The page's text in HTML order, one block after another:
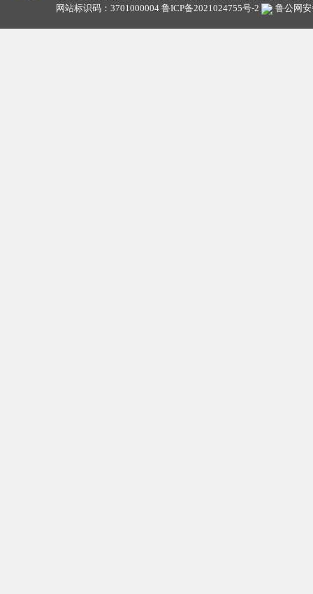
网站标识码：3701000004 鲁ICP备2021024755号-2 鲁公网